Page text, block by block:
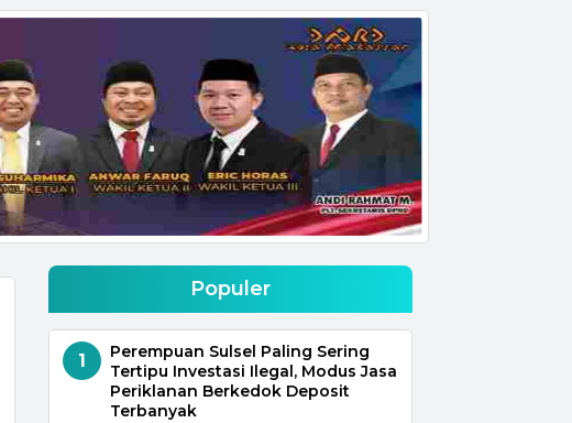
Populer
1
Perempuan Sulsel Paling Sering
Tertipu Investasi Ilegal, Modus Jasa
Periklanan Berkedok Deposit
Terbanyak